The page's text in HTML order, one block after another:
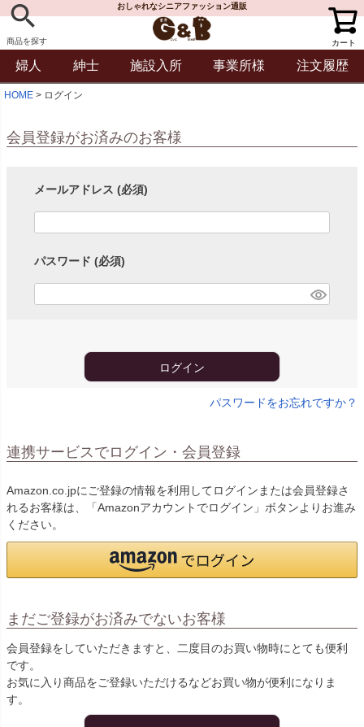
商品を探す
おしゃれなシニアファッション通販
カート
婦人 紳士 施設入所 事業所様 注文履歴
HOME ログイン
会員登録がお済みのお客様
メールアドレス (必須)
パスワード (必須)
ログイン
パスワードをお忘れですか？
連携サービスでログイン・会員登録
Amazon.co.jpにご登録の情報を利用してログインまたは会員登録さ
れるお客様は、「Amazonアカウントでログイン」ボタンよりお進み
ください。
まだご登録がお済みでないお客様
会員登録をしていただきますと、二度目のお買い物時にとても便利
です。
お気に入り商品をご登録いただけるなどお買い物が便利になりま
す。